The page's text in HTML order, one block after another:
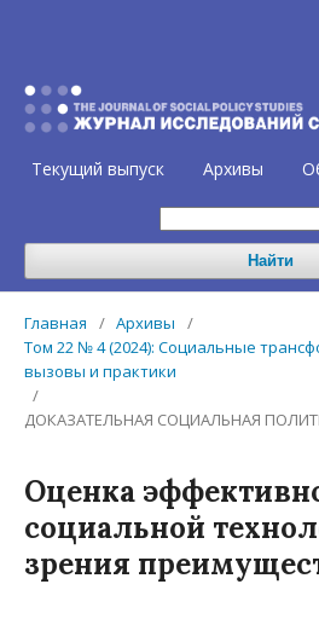
Текущий выпуск Архивы
Найти
Главная / Архивы
/
Том 22 № 4 (2024): Социальные
вызовы и практики
/
ДОКАЗАТЕЛЬНАЯ СОЦИАЛЬНАЯ
Оценка
социальной
зрения